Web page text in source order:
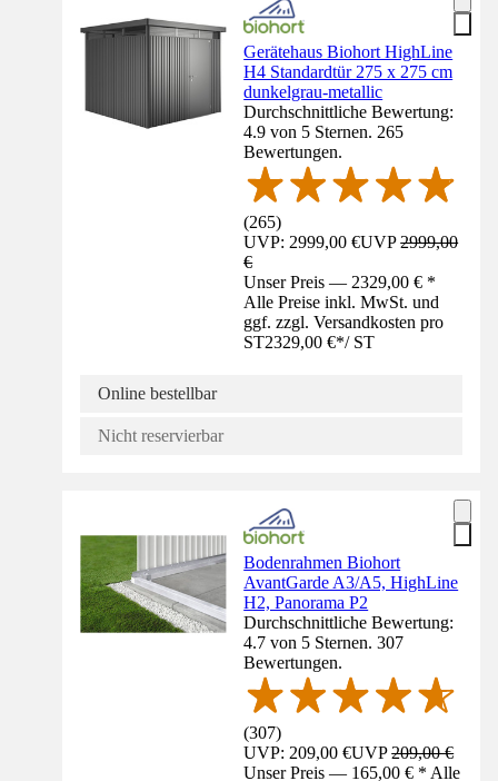
Gerätehaus Biohort HighLine
H4 Standardtür 275 x 275 cm
dunkelgrau-metallic
Durchschnittliche Bewertung:
4.9 von 5 Sternen. 265
Bewertungen.
(265)
UVP: 2999,00 €UVP2999,00
€
Unser Preis — 2329,00 € *
Alle Preise inkl. MwSt. und
ggf. zzgl. Versandkosten pro
ST2329,00 €*/ ST
Online bestellbar
Nicht reservierbar
Bodenrahmen Biohort
AvantGarde A3/A5, HighLine
H2, Panorama P2
Durchschnittliche Bewertung:
4.7 von 5 Sternen. 307
Bewertungen.
(307)
UVP: 209,00 €UVP209,00 €
Unser Preis — 165,00 € * Alle